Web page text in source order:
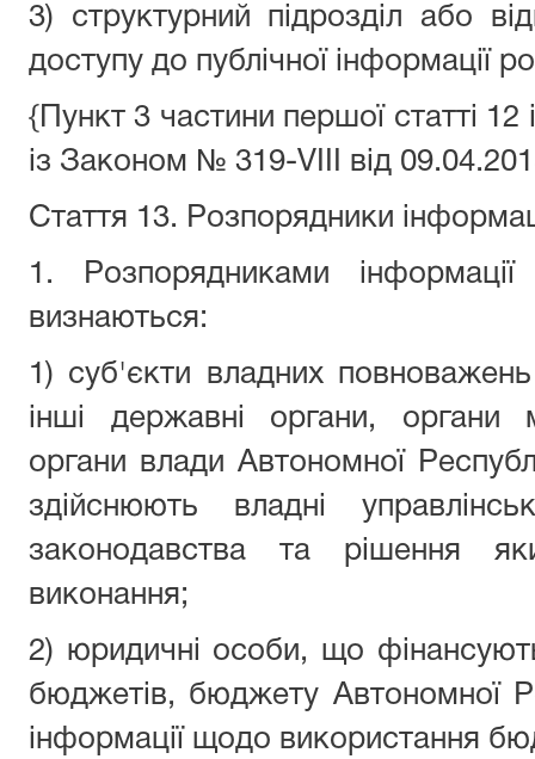
3) структурний підрозділ або
доступу до публічної інформації
{Пункт 3 частини першої статті 12
із Законом № 319-VIII від
Стаття 13. Розпорядники
1. Розпорядниками
визнаються:
1) суб'єкти владних
інші державні органи, органи
органи влади Автономної
здійснюють владні
законодавства та рішення
виконання;
2) юридичні особи, що
бюджетів, бюджету Автономної
інформації щодо використання